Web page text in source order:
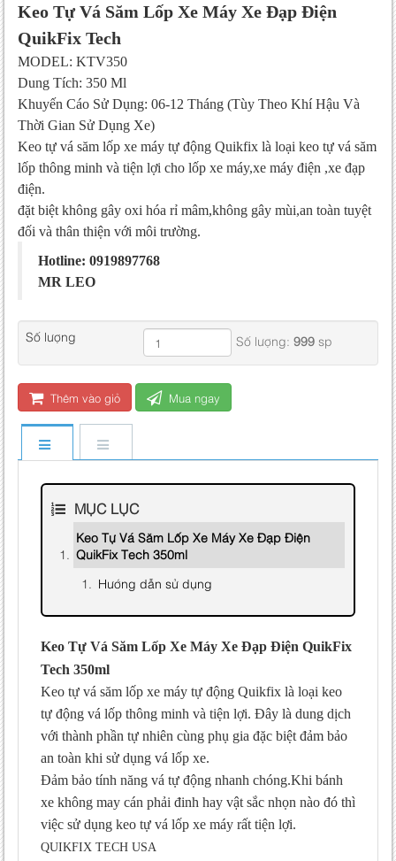
Keo Tự Vá Săm Lốp Xe Máy Xe Đạp Điện
QuikFix Tech
MODEL: KTV350
Dung Tích: 350 Ml
Khuyến Cáo Sử Dụng: 06-12 Tháng (Tùy Theo Khí Hậu Và
Thời Gian Sử Dụng Xe)
Keo tự vá săm lốp xe máy tự động Quikfix là loại keo tự vá săm
lốp thông minh và tiện lợi cho lốp xe máy,xe máy điện ,xe đạp
điện.
đặt biệt không gây oxi hóa rỉ mâm,không gây mùi,an toàn tuyệt
đối và thân thiện với môi trường.
Hotline: 0919897768
MR LEO
Số lượng Số lượng:999 sp
Thêm vào giỏ Mua ngay
MỤC LỤC
Keo Tự Vá Săm Lốp Xe Máy Xe Đạp Điện
QuikFix Tech 350ml
Hướng dẫn sử dụng
Keo Tự Vá Săm Lốp Xe Máy Xe Đạp Điện QuikFix
Tech 350ml
Keo tự vá săm lốp xe máy tự động Quikfix là loại keo
tự động vá lốp thông minh và tiện lợi. Đây là dung dịch
với thành phần tự nhiên cùng phụ gia đặc biệt đảm bảo
an toàn khi sử dụng vá lốp xe.
Đảm bảo tính năng vá tự động nhanh chóng.Khi bánh
xe không may cán phải đinh hay vật sắc nhọn nào đó thì
việc sử dụng keo tự vá lốp xe máy rất tiện lợi.
QUIKFIX TECH USA